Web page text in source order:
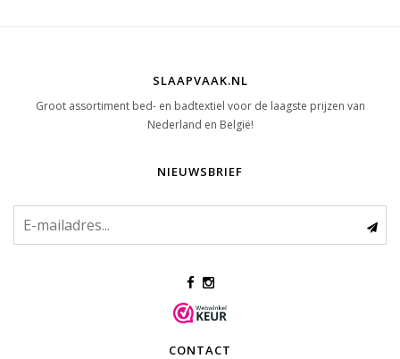
SLAAPVAAK.NL
Groot assortiment bed- en badtextiel voor de laagste prijzen van
Nederland en België!
NIEUWSBRIEF
CONTACT